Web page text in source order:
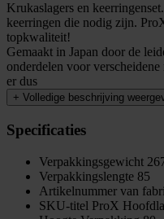
Krukaslagers en
keerringen die nodig zijn.
topkwaliteit!
Gemaakt in Japan door de
onderdelen voor
er dus
+ Volledige beschrijving
Specificaties
Verpakkingsgewicht
Verpakkingslengte 85
Artikelnummer van
SKU-titel ProX